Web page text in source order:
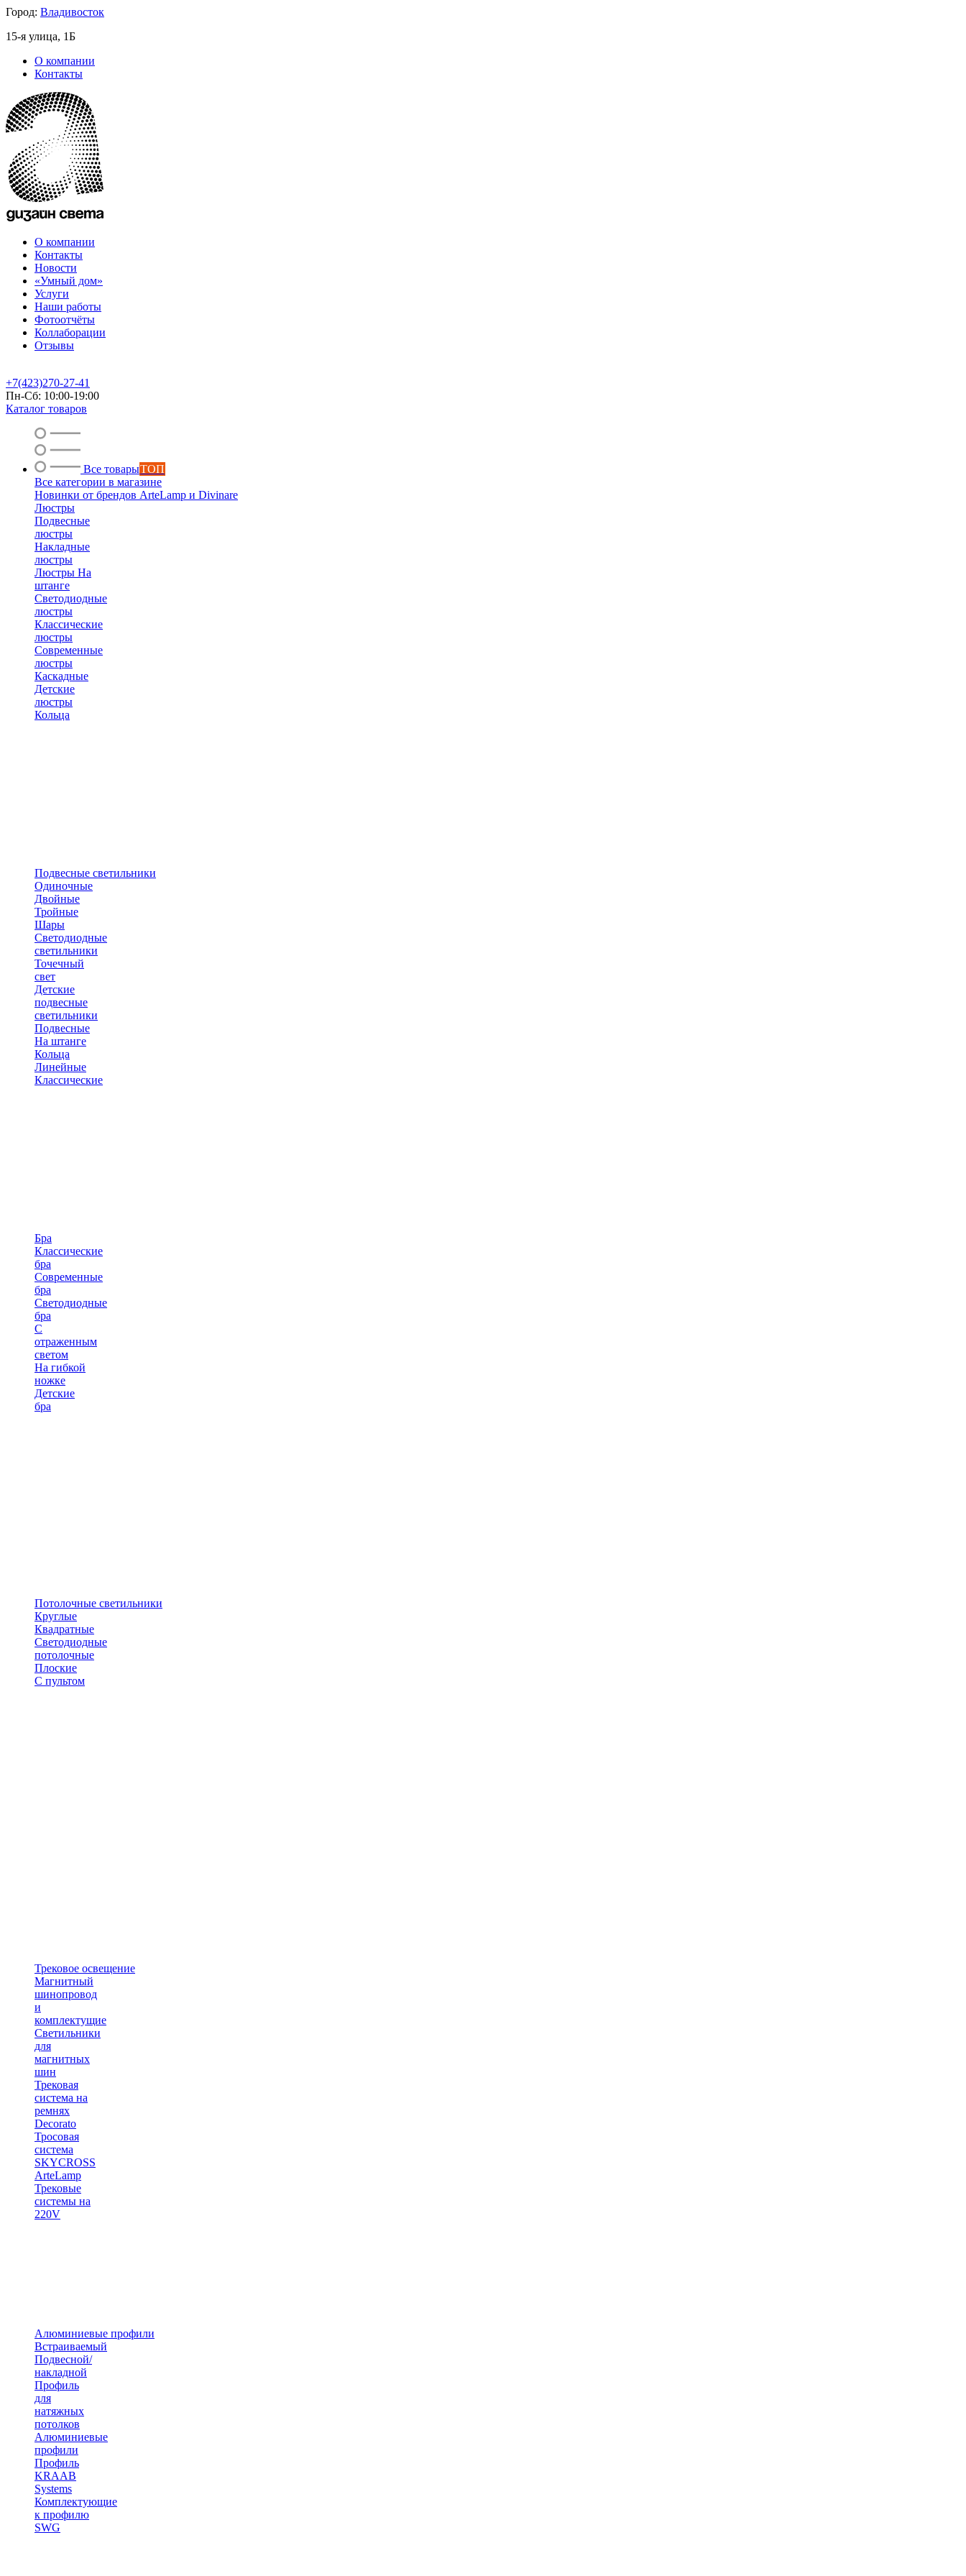
Город: Владивосток
15-я улица, 1Б
О компании
Контакты
О компании
Контакты
Новости
«Умный дом»
Услуги
Наши работы
Фотоотчёты
Коллаборации
Отзывы
+7(423)270-27-41
Пн-Сб: 10:00-19:00
Каталог товаров
Все товарыТОП
Все категории в магазине
Новинки от брендов ArteLamp и Divinare
Люстры
Подвесные
люстры
Накладные
люстры
Люстры На
штанге
Светодиодные
люстры
Классические
люстры
Современные
люстры
Каскадные
Детские
люстры
Кольца
Подвесные светильники
Одиночные
Двойные
Тройные
Шары
Светодиодные
светильники
Точечный
свет
Детские
подвесные
светильники
Подвесные
На штанге
Кольца
Линейные
Классические
Бра
Классические
бра
Современные
бра
Светодиодные
бра
С
отраженным
светом
На гибкой
ножке
Детские
бра
Потолочные светильники
Круглые
Квадратные
Светодиодные
потолочные
Плоские
С пультом
Трековое освещение
Магнитный
шинопровод
и
комплектущие
Светильники
для
магнитных
шин
Трековая
система на
ремнях
Decorato
Тросовая
система
SKYCROSS
ArteLamp
Трековые
системы на
220V
Алюминиевые профили
Встраиваемый
Подвесной/
накладной
Профиль
для
натяжных
потолков
Алюминиевые
профили
Профиль
KRAAB
Systems
Комплектующие
к профилю
SWG